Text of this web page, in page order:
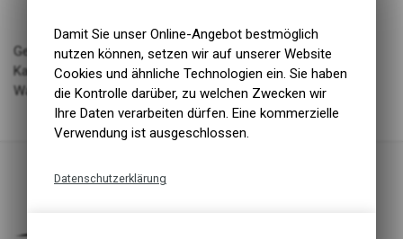
Geschlecht: uni
Kategorie: parts
Warengruppe: Ersatzteil Fahrrad
Damit Sie unser Online-Angebot bestmöglich
nutzen können, setzen wir auf unserer Website
Cookies und ähnliche Technologien ein. Sie haben
die Kontrolle darüber, zu welchen Zwecken wir
Ihre Daten verarbeiten dürfen. Eine kommerzielle
Verwendung ist ausgeschlossen.
Datenschutzerklärung